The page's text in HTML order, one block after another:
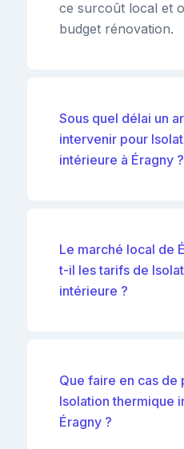
ce surcoût local et
budget rénovation.
Sous quel délai un
intervenir pour
intérieure à Éragny ?
Le marché local de
t-il les tarifs de
intérieure ?
Que faire en cas de
Isolation thermique
Éragny ?